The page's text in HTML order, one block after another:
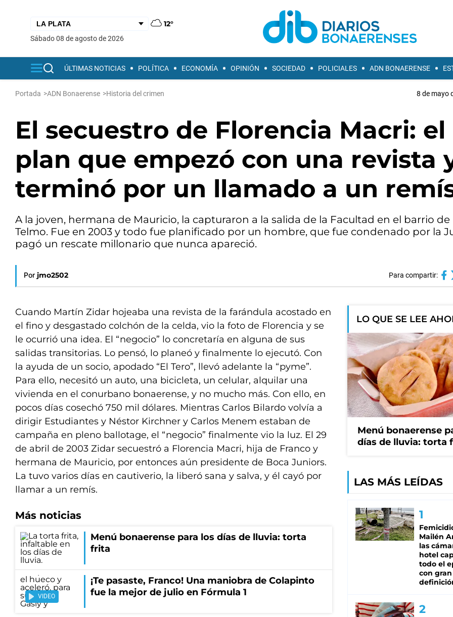
12°
sábado 08 de agosto de 2026
ÚLTIMAS NOTICIAS POLÍTICA ECONOMÍA OPINIÓN SOCIEDAD POLICIALES ADN BONAERENSE
Portada >ADN Bonaerense >Historia del crimen 8 de mayo
El secuestro de Florencia Macri: el
plan que empezó con una revista
terminó por un llamado a un
A la joven, hermana de Mauricio, la capturaron a la salida de la Facultad en el barrio de
Telmo. Fue en 2003 y todo fue planificado por un hombre, que fue condenado por la
pagó un rescate millonario que nunca apareció.
Por jmo2502 Para compartir:
Cuando Martín Zidar hojeaba una revista de la farándula acostado en
el fino y desgastado colchón de la celda, vio la foto de Florencia y se
le ocurrió una idea. El “negocio” lo concretaría en alguna de sus
salidas transitorias. Lo pensó, lo planeó y finalmente lo ejecutó. Con
la ayuda de un socio, apodado “El Tero”, llevó adelante la “pyme”.
Para ello, necesitó un auto, una bicicleta, un celular, alquilar una
vivienda en el conurbano bonaerense, y no mucho más. Con ello, en
pocos días cosechó 750 mil dólares. Mientras Carlos Bilardo volvía a
dirigir Estudiantes y Néstor Kirchner y Carlos Menem estaban de
campaña en pleno ballotage, el “negocio” finalmente vio la luz. El 29
de abril de 2003 Zidar secuestró a Florencia Macri, hija de Franco y
hermana de Mauricio, por entonces aún presidente de Boca Juniors.
La tuvo varios días en cautiverio, la liberó sana y salva, y él cayó por
llamar a un remís.
Más noticias
Menú bonaerense para los días de lluvia: torta
frita
VIDEO
¡Te pasaste, Franco! Una maniobra de Colapinto
fue la mejor de julio en Fórmula 1
LO QUE SE LEE
Menú bonaerense
días de lluvia: torta
LAS MÁS LEÍDAS
Mailén
las
hotel
todo el
con gran